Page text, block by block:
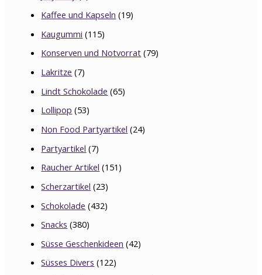
Kaffee und Kapseln (19)
Kaugummi (115)
Konserven und Notvorrat (79)
Lakritze (7)
Lindt Schokolade (65)
Lollipop (53)
Non Food Partyartikel (24)
Partyartikel (7)
Raucher Artikel (151)
Scherzartikel (23)
Schokolade (432)
Snacks (380)
Süsse Geschenkideen (42)
Süsses Divers (122)